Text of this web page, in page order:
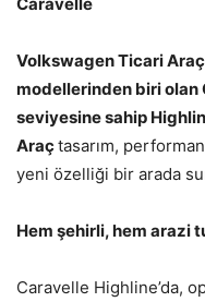
Volkswagen Ticari
modellerinden biri olan
seviyesine sahip
Araçtasarım,
yeni özelliği bir arada
Hem şehirli, hem arazi
Caravelle Highline’da,